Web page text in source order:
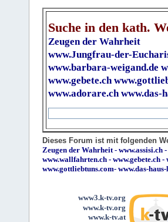
Suche in den kath.
Zeugen der Wahrheit
www.Jungfrau-der-
www.barbara-weigand.de
www.gebete.ch
www.adorare.ch www.das-
Dieses Forum ist mit folgenden
Zeugen der Wahrheit - www.assisi.ch -
www.wallfahrten.ch - www.gebete.ch -
www.gottliebtuns.com- www.das-
www3.k-tv.org
www.k-tv.org
www.k-tv.at